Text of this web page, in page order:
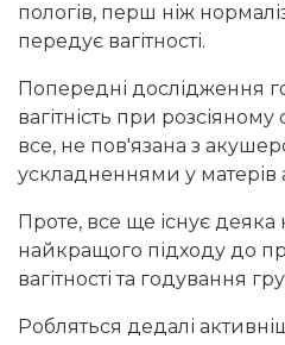
пологів, перш ніж
передує вагітності.
Попередні дослідження
вагітність при
все, не пов'язана з
ускладненнями у матерів
Проте, все ще існує
найкращого підходу до
вагітності та годування
Робляться дедалі